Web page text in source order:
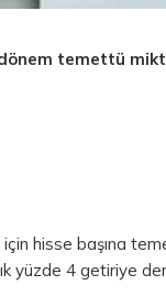
temettü
hisse başına
yüzde 4 getiriye